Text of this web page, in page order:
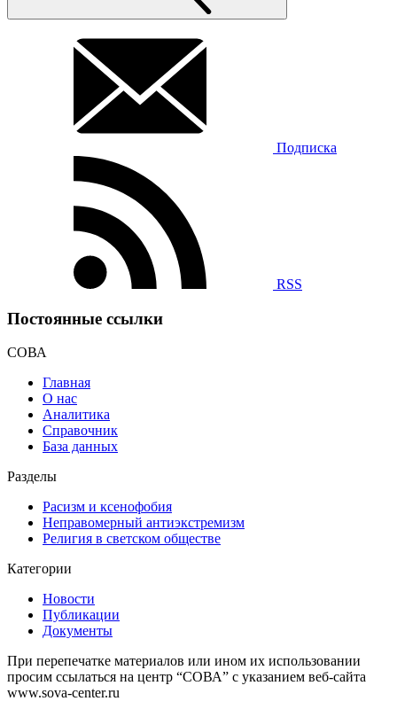
Подписка
RSS
Постоянные ссылки
СОВА
Главная
О нас
Аналитика
Справочник
База данных
Разделы
Расизм и ксенофобия
Неправомерный антиэкстремизм
Религия в светском обществе
Категории
Новости
Публикации
Документы
При перепечатке материалов или ином их использовании
просим ссылаться на центр “СОВА” с указанием веб-сайта
www.sova-center.ru